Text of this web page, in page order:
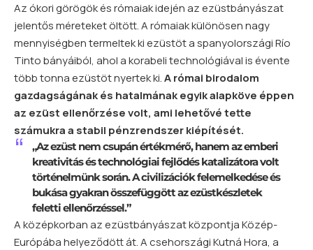
Az ókori görögök és rómaiak idején az ezüstbányászat
jelentős méreteket öltött. A rómaiak különösen nagy
mennyiségben termeltek ki ezüstöt a spanyolországi Río
Tinto bányáiból, ahol a korabeli technológiával is évente
több tonna ezüstöt nyertek ki.A római birodalom
gazdagságának és hatalmának egyik alapköve éppen
az ezüst ellenőrzése volt, ami lehetővé tette
számukra a stabil pénzrendszer kiépítését.
„Az ezüst nem csupán értékmérő, hanem az emberi
kreativitás és technológiai fejlődés katalizátora volt
történelmünk során. A civilizációk felemelkedése és
bukása gyakran összefüggött az ezüstkészletek
feletti ellenőrzéssel.”
A középkorban az ezüstbányászat központja Közép-
Európába helyeződött át. A csehországi Kutná Hora, a